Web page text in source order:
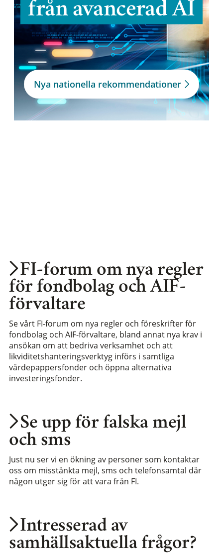
från avancerad AI
Nya nationella rekommendationer
Intresserad av
samhällsaktuella frågor?
Se upp för falska mejl
och sms
Just nu ser vi en ökning av personer som kontaktar
oss om misstänkta mejl, sms och telefonsamtal där
någon utger sig för att vara från FI.
FI-forum om nya regler
för fondbolag och AIF-
förvaltare
Se vårt FI-forum om nya regler och föreskrifter för
fondbolag och AIF-förvaltare, bland annat nya krav i
ansökan om att bedriva verksamhet och att
likviditetshanteringsverktyg införs i samtliga
värdepappersfonder och öppna alternativa
investeringsfonder.